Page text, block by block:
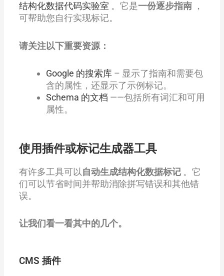
结构化数据代码实验室 。它是一份逐步指南，
可帮助您自行实现标记。
请关注以下重要资源：
Google 的搜索库– 显示了指南和需要包
含的属性，还显示了示例标记。
Schema 的文档 ——包括所有词汇和可用
属性。
使用插件或标记生成器工具
有许多工具可以自动生成结构化数据标记。它
们可以节省时间并帮助消除拼写错误和其他错
误。
让我们看一看其中的几个。
CMS 插件